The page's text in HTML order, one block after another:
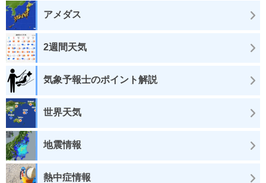
アメダス
2週間天気
気象予報士のポイント解説
世界天気
地震情報
熱中症情報